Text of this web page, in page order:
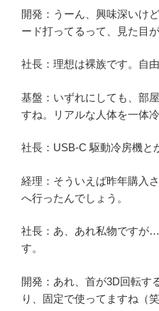
開発：うーん、興味深いけ
ード打ってるって、見た目
社長：理想は裸族です。自由
基盤：いずれにしても、部
すね。リアルな人体を一体冷
社長：USB-C 駆動冷房機と
経理：そういえば昨年購入
へ行ったんでしょう。
社長：あ、あれ私物です
す。
開発：あれ、首が3D回転す
り、固定で使ってますね（笑